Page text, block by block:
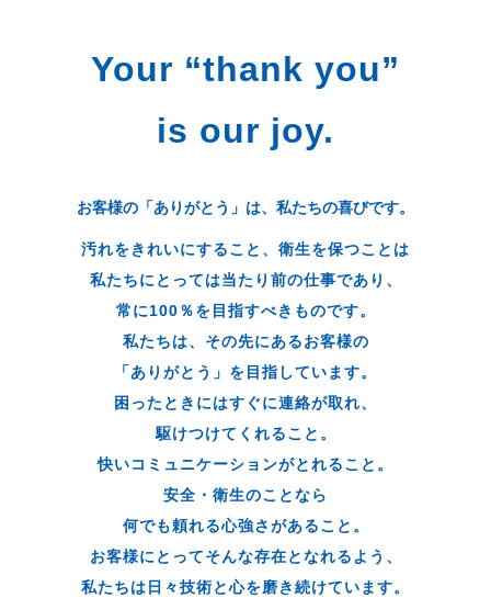
Your “thank you”
is our joy.
お客様の「ありがとう」は、私たちの喜びです。
汚れをきれいにすること、衛生を保つことは
私たちにとっては当たり前の仕事であり、
常に100％を目指すべきものです。
私たちは、その先にあるお客様の
「ありがとう」を目指しています。
困ったときにはすぐに連絡が取れ、
駆けつけてくれること。
快いコミュニケーションがとれること。
安全・衛生のことなら
何でも頼れる心強さがあること。
お客様にとってそんな存在となれるよう、
私たちは日々技術と心を磨き続けています。